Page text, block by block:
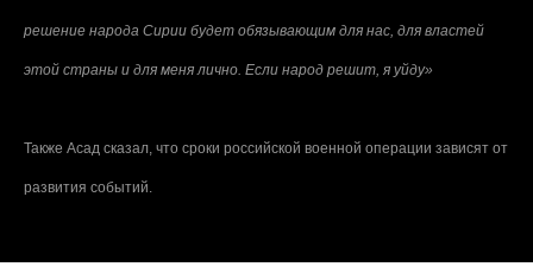
решение народа Сирии будет обязывающим для нас, для властей
этой страны и для меня лично. Если народ решит, я уйду»
Также Асад сказал, что сроки российской военной операции зависят от
развития событий.